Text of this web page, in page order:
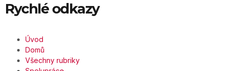
Rychlé odkazy
Úvod
Domů
Všechny rubriky